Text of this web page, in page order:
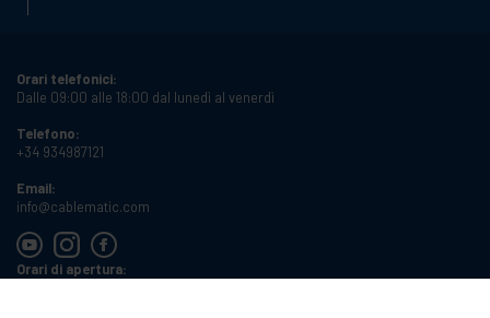
Orari telefonici:
Dalle 09:00 alle 18:00 dal lunedì al venerdì
Telefono:
+34 934987121
Email:
info@cablematic.com
Orari di apertura: